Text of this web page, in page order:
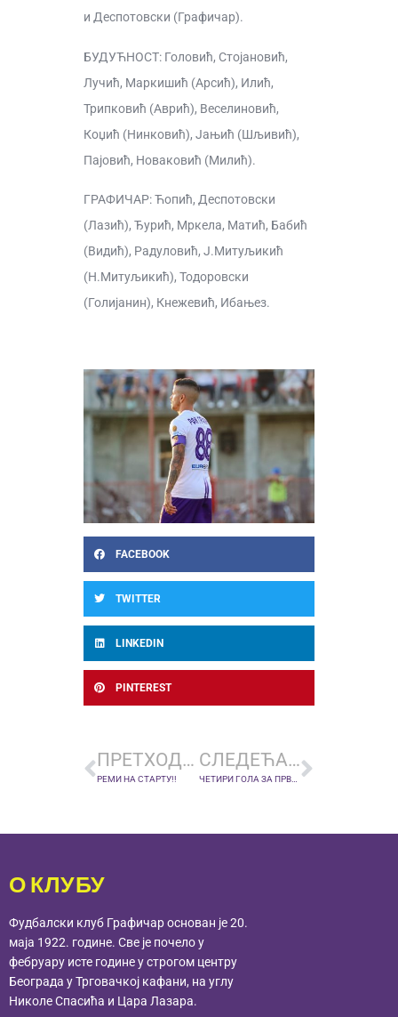
и Деспотовски (Графичар).
БУДУЋНОСТ: Головић, Стојановић,
Лучић, Маркишић (Арсић), Илић,
Трипковић (Аврић), Веселиновић,
Коџић (Нинковић), Јањић (Шљивић),
Пајовић, Новаковић (Милић).
ГРАФИЧАР: Ћопић, Деспотовски
(Лазић), Ђурић, Мркела, Матић, Бабић
(Видић), Радуловић, Ј.Митуљикић
(Н.Митуљикић), Тодоровски
(Голијанин), Кнежевић, Ибањез.
FACEBOOK
TWITTER
LINKEDIN
PINTEREST
ПРЕТХОДНА ВЕСТ
РЕМИ НА СТАРТУ!!
СЛЕДЕЋА ВЕСТ
ЧЕТИРИ ГОЛА ЗА ПРВУ ПОБЕДУ У СЕЗОНИ!
О КЛУБУ
Фудбалски клуб Графичар основан је 20.
маја 1922. године. Све је почело у
фебруару исте године у строгом центру
Београда у Трговачкој кафани, на углу
Николе Спасића и Цара Лазара.